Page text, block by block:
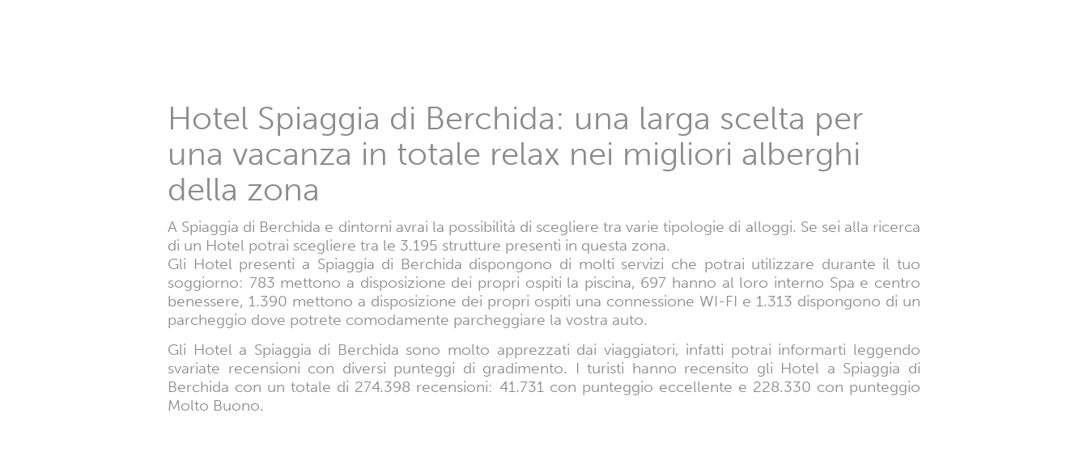
Hotel Spiaggia di Berchida: una larga scelta per
una vacanza in totale relax nei migliori alberghi
della zona
A Spiaggia di Berchida e dintorni avrai la possibilità di scegliere tra varie tipologie di alloggi. Se sei alla ricerca
di un Hotel potrai scegliere tra le 3.195 strutture presenti in questa zona.
Gli Hotel presenti a Spiaggia di Berchida dispongono di molti servizi che potrai utilizzare durante il tuo
soggiorno: 783 mettono a disposizione dei propri ospiti la piscina, 697 hanno al loro interno Spa e centro
benessere, 1.390 mettono a disposizione dei propri ospiti una connessione WI-FI e 1.313 dispongono di un
parcheggio dove potrete comodamente parcheggiare la vostra auto.
Gli Hotel a Spiaggia di Berchida sono molto apprezzati dai viaggiatori, infatti potrai informarti leggendo
svariate recensioni con diversi punteggi di gradimento. I turisti hanno recensito gli Hotel a Spiaggia di
Berchida con un totale di 274.398 recensioni: 41.731 con punteggio eccellente e 228.330 con punteggio
Molto Buono.